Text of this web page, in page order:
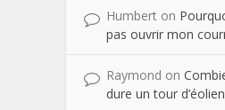
Humbert on
pas ouvrir mon
Raymond on
dure un tour